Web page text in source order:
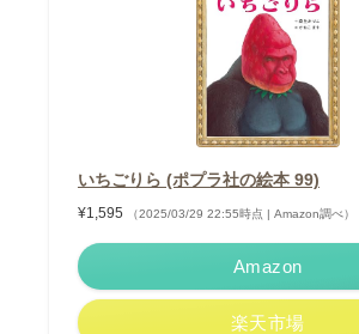
いちごりら (ポプラ社の絵本 99)
¥1,595 （2025/03/29 22:55時点 | Amazon調べ）
Amazon
楽天市場